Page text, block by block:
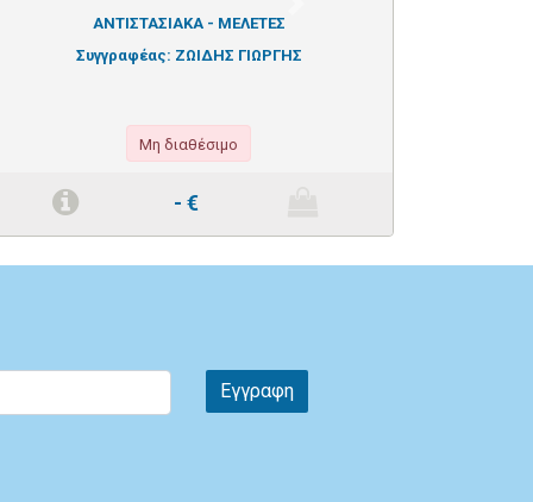
ΑΝΤΙΣΤΑΣΙΑΚΑ - ΜΕΛΕΤΕΣ
Συγγραφέας: ΖΩΙΔΗΣ ΓΙΩΡΓΗΣ
Μη διαθέσιμο
- €
Εγγραφη